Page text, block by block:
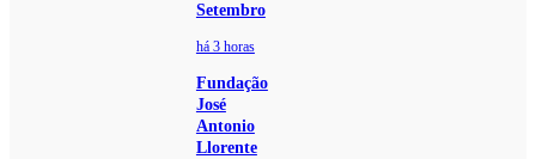
Setembro
há 3 horas
Fundação
José
Antonio
Llorente